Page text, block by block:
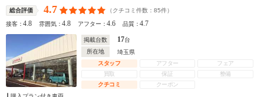
総合評価 4.7 （クチコミ件数： 85件）
接客：4.8 雰囲気：4.8 アフター：4.6 品質：4.7
掲載台数 17台
所在地
埼玉県
スタッフ
アフター
フェア
買取
保証
整備
クチコミ
クーポン